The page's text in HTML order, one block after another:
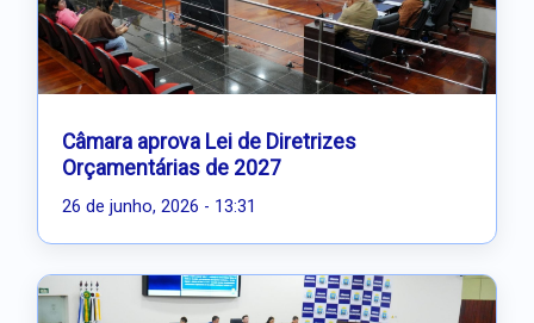
Câmara aprova Lei de Diretrizes
Orçamentárias de 2027
26 de junho, 2026 - 13:31